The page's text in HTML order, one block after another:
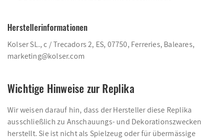
Herstellerinformationen
Kolser SL., c / Trecadors 2, ES, 07750, Ferreries, Baleares,
marketing@kolser.com
Wichtige Hinweise zur Replika
Wir weisen darauf hin, dass der Hersteller diese Replika
ausschließlich zu Anschauungs- und Dekorationszwecken
herstellt. Sie ist nicht als Spielzeug oder für übermässige